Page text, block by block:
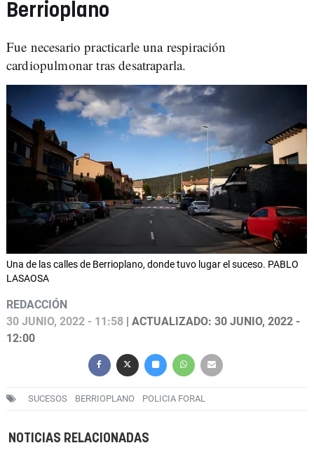
Berrioplano
Fue necesario practicarle una respiración
cardiopulmonar tras desatraparla.
Una de las calles de Berrioplano, donde tuvo lugar el suceso. PABLO
LASAOSA
REDACCIÓN
30 JUNIO, 2022 - 11:58 | ACTUALIZADO: 30 JUNIO, 2022 -
12:00
SUCESOS BERRIOPLANO POLICIA FORAL
NOTICIAS RELACIONADAS